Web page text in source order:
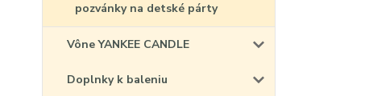
pozvánky na detské párty
Vône YANKEE CANDLE
Doplnky k baleniu